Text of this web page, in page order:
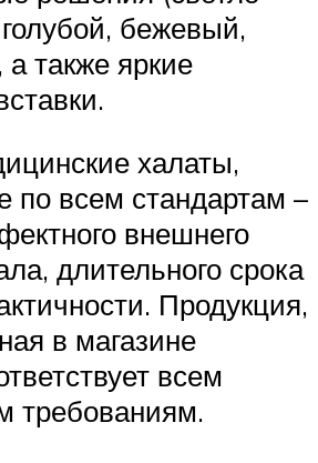
бежевый,
также яркие
халаты,
по всем стандартам –
внешнего
длительного срока
Продукция,
в магазине
всем
требованиям.